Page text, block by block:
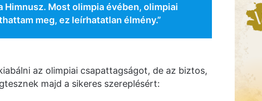
Most olimpia évében, olimpiai
meg, ez leírhatatlan élmény.”
az olimpiai csapattagságot, de az biztos,
majd a sikeres szereplésért: